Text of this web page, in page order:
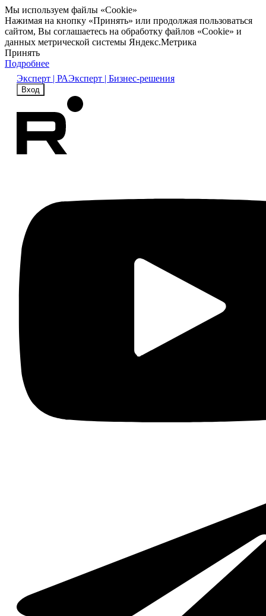
Мы используем файлы «Cookie»
Нажимая на кнопку «Принять» или продолжая пользоваться
сайтом, Вы соглашаетесь на обработку файлов «Cookie» и
данных метрической системы Яндекс.Метрика
Принять
Подробнее
Эксперт | РАЭксперт | Бизнес-решения
Вход